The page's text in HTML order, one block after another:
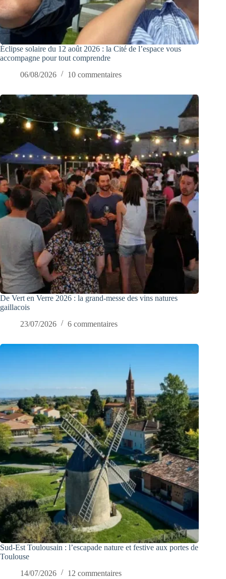
Éclipse solaire du 12 août 2026 : la Cité de l’espace vous
accompagne pour tout comprendre
06/08/2026
10 commentaires
De Vert en Verre 2026 : la grand-messe des vins natures
gaillacois
23/07/2026
6 commentaires
Sud-Est Toulousain : l’escapade nature et festive aux portes de
Toulouse
14/07/2026
12 commentaires